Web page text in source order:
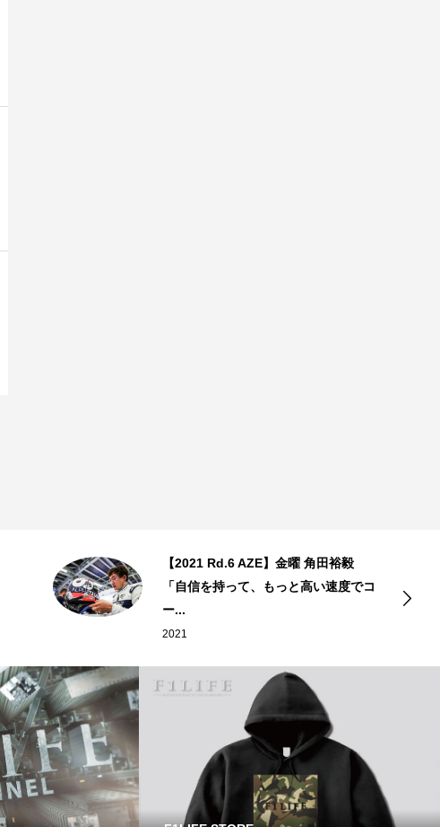
【2021 Rd.6 AZE】金曜 角田裕毅
「自信を持って、もっと高い速度でコ
ー...
2021